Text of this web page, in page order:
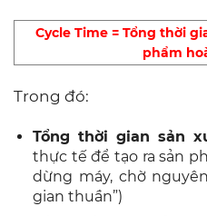
Cycle Time = Tổng thời
phẩm
Trong đó:
Tổng thời gian sản
thực tế để tạo ra sản
dừng máy, chờ
gian thuần”)